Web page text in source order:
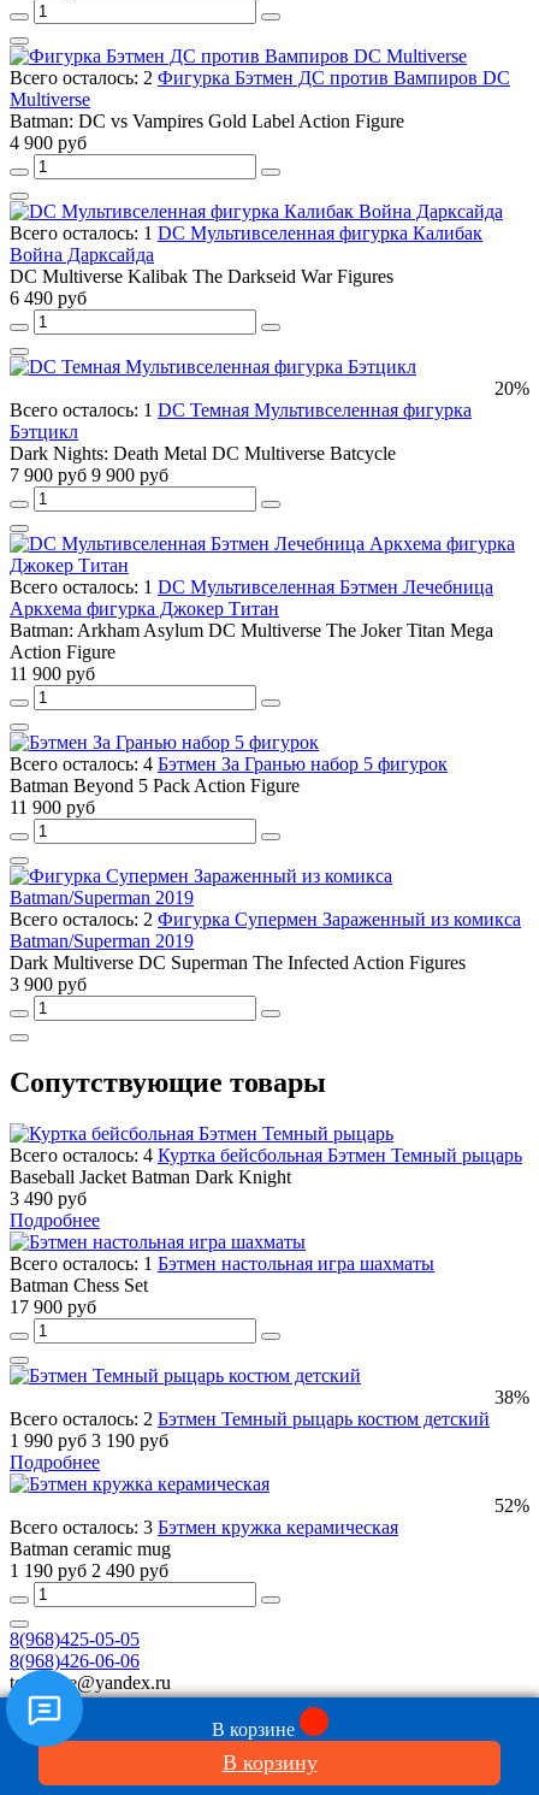
Всего осталось: 2 Фигурка Бэтмен ДС против Вампиров DC
Multiverse
Batman: DC vs Vampires Gold Label Action Figure
4 900 руб
Всего осталось: 1 DC Мультивселенная фигурка Калибак
Война Дарксайда
DC Multiverse Kalibak The Darkseid War Figures
6 490 руб
20%
Всего осталось: 1 DC Темная Мультивселенная фигурка
Бэтцикл
Dark Nights: Death Metal DC Multiverse Batcycle
7 900 руб 9 900 руб
Всего осталось: 1 DC Мультивселенная Бэтмен Лечебница
Аркхема фигурка Джокер Титан
Batman: Arkham Asylum DC Multiverse The Joker Titan Mega
Action Figure
11 900 руб
Всего осталось: 4 Бэтмен За Гранью набор 5 фигурок
Batman Beyond 5 Pack Action Figure
11 900 руб
Всего осталось: 2 Фигурка Супермен Зараженный из комикса
Batman/Superman 2019
Dark Multiverse DC Superman The Infected Action Figures
3 900 руб
Сопутствующие товары
Всего осталось: 4 Куртка бейсбольная Бэтмен Темный рыцарь
Baseball Jacket Batman Dark Knight
3 490 руб
Подробнее
Всего осталось: 1 Бэтмен настольная игра шахматы
Batman Chess Set
17 900 руб
38%
Всего осталось: 2 Бэтмен Темный рыцарь костюм детский
1 990 руб 3 190 руб
Подробнее
52%
Всего осталось: 3 Бэтмен кружка керамическая
Batman ceramic mug
1 190 руб 2 490 руб
8(968)425-05-05
8(968)426-06-06
toyszone@yandex.ru
Новости
Обратная связь
В корзине
В корзину